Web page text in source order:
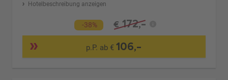
Hotelbeschreibung anzeigen
-38% € 172,-
p.P. ab €106,-